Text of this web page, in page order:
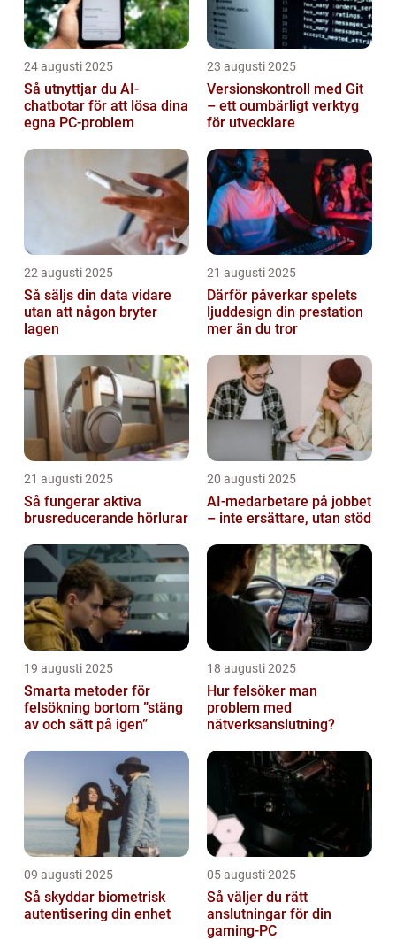
24 augusti 2025
Så utnyttjar du AI-
chatbotar för att lösa dina
egna PC-problem
23 augusti 2025
Versionskontroll med Git
– ett oumbärligt verktyg
för utvecklare
22 augusti 2025
Så säljs din data vidare
utan att någon bryter
lagen
21 augusti 2025
Därför påverkar spelets
ljuddesign din prestation
mer än du tror
21 augusti 2025
Så fungerar aktiva
brusreducerande hörlurar
20 augusti 2025
AI‑medarbetare på jobbet
– inte ersättare, utan stöd
19 augusti 2025
Smarta metoder för
felsökning bortom ”stäng
av och sätt på igen”
18 augusti 2025
Hur felsöker man
problem med
nätverksanslutning?
09 augusti 2025
Så skyddar biometrisk
autentisering din enhet
05 augusti 2025
Så väljer du rätt
anslutningar för din
gaming-PC